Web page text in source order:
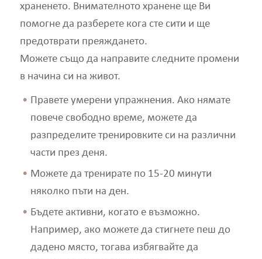
храненето. Внимателното хранене ще Ви
помогне да разберете кога сте сити и ще
предотврати преяждането.
Можете също да направите следните промени
в начина си на живот.
Правете умерени упражнения. Ако нямате
повече свободно време, можете да
разпределите тренировките си на различни
части през деня.
Можете да тренирате по 15-20 минути
няколко пъти на ден.
Бъдете активни, когато е възможно.
Например, ако можете да стигнете пеш до
дадено място, тогава избягвайте да